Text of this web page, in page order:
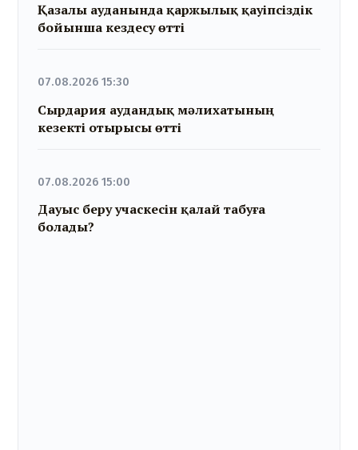
Қазалы ауданында қаржылық қауіпсіздік
бойынша кездесу өтті
07.08.2026 15:30
Сырдария аудандық мәлихатының
кезекті отырысы өтті
07.08.2026 15:00
Дауыс беру учаскесін қалай табуға
болады?